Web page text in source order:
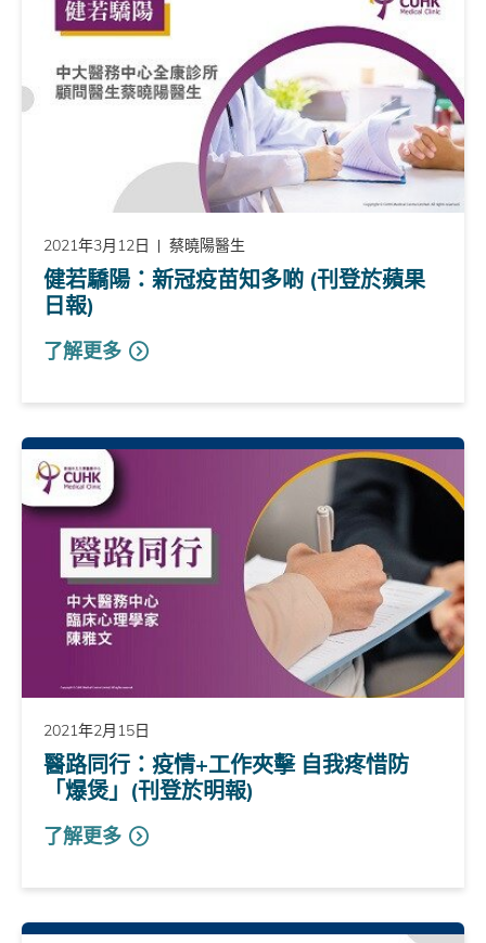
2021年3月12日 蔡曉陽醫生
健若驕陽：新冠疫苗知多啲 (刊登於蘋果
日報)
了解更多
2021年2月15日
醫路同行：疫情+工作夾擊 自我疼惜防
「爆煲」(刊登於明報)
了解更多